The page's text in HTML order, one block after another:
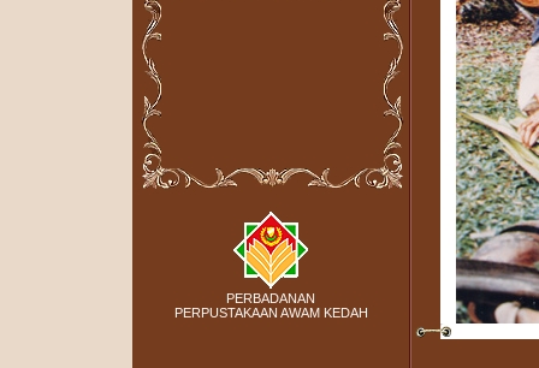
PERBADANAN
PERPUSTAKAAN AWAM KEDAH